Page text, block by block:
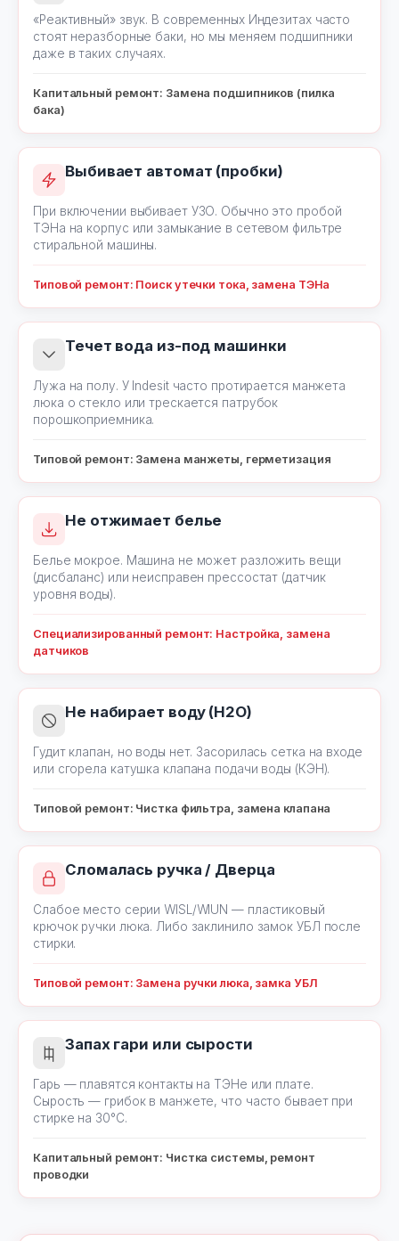
«Реактивный» звук. В современных Индезитах часто
стоят неразборные баки, но мы меняем подшипники
даже в таких случаях.
Капитальный ремонт: Замена подшипников (пилка
бака)
Выбивает автомат (пробки)
При включении выбивает УЗО. Обычно это пробой
ТЭНа на корпус или замыкание в сетевом фильтре
стиральной машины.
Типовой ремонт: Поиск утечки тока, замена ТЭНа
Течет вода из-под машинки
Лужа на полу. У Indesit часто протирается манжета
люка о стекло или трескается патрубок
порошкоприемника.
Типовой ремонт: Замена манжеты, герметизация
Не отжимает белье
Белье мокрое. Машина не может разложить вещи
(дисбаланс) или неисправен прессостат (датчик
уровня воды).
Специализированный ремонт: Настройка, замена
датчиков
Не набирает воду (H2O)
Гудит клапан, но воды нет. Засорилась сетка на входе
или сгорела катушка клапана подачи воды (КЭН).
Типовой ремонт: Чистка фильтра, замена клапана
Сломалась ручка / Дверца
Слабое место серии WISL/WIUN — пластиковый
крючок ручки люка. Либо заклинило замок УБЛ после
стирки.
Типовой ремонт: Замена ручки люка, замка УБЛ
Запах гари или сырости
Гарь — плавятся контакты на ТЭНе или плате.
Сырость — грибок в манжете, что часто бывает при
стирке на 30°C.
Капитальный ремонт: Чистка системы, ремонт
проводки